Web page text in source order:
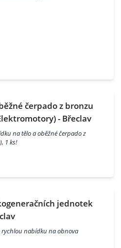
čerpado z bronzu
- Břeclav
na tělo a oběžné čerpado z
1 ks!
jednotek
rychlou nabídku na obnova